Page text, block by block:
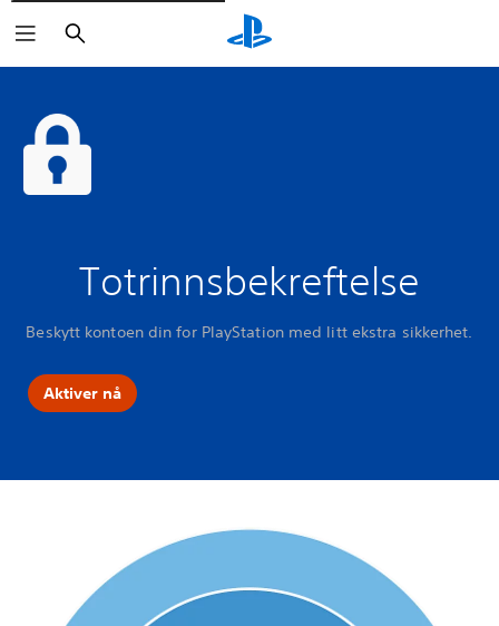
Søk
Totrinnsbekreftelse
Beskytt kontoen din for PlayStation med litt ekstra sikkerhet.
Aktiver nå